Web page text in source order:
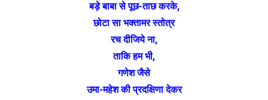
बड़े बाबा से पूछ-ताछ करके,
छोटा सा भक्तामर स्तोत्र
रच दीजिये ना,
ताकि हम भी,
गणेश जैसे
उमा-महेश की प्रदक्षिणा देकर